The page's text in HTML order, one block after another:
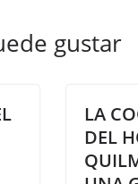
gustar
LA
DEL